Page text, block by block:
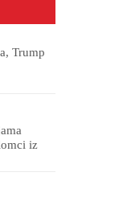
Trump
iz